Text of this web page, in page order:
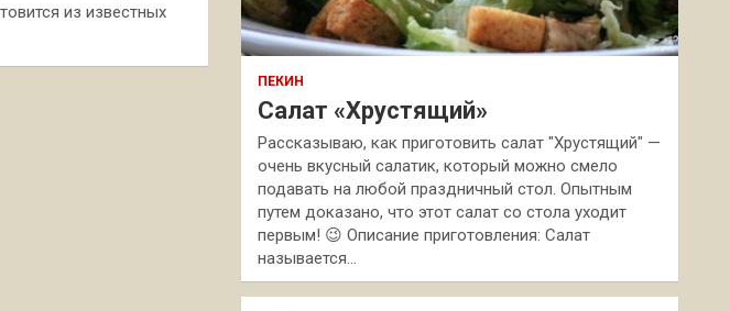
из известных
ПЕКИН
Салат «Хрустящий»
Рассказываю, как приготовить салат "Хрустящий" —
очень вкусный салатик, который можно смело
подавать на любой праздничный стол. Опытным
путем доказано, что этот салат со стола уходит
первым! 😉 Описание приготовления: Салат
называется…